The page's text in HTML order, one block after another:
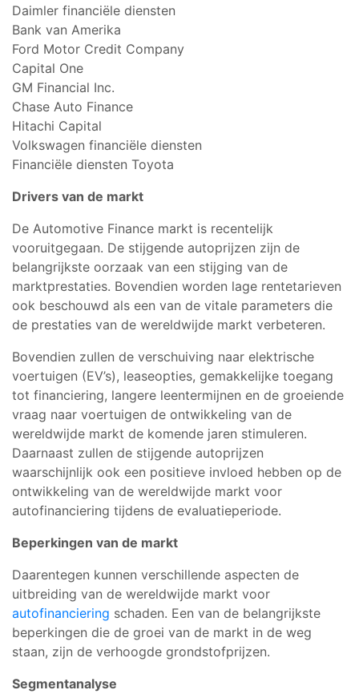
Daimler financiële diensten
Bank van Amerika
Ford Motor Credit Company
Capital One
GM Financial Inc.
Chase Auto Finance
Hitachi Capital
Volkswagen financiële diensten
Financiële diensten Toyota
Drivers van de markt
De Automotive Finance markt is recentelijk
vooruitgegaan. De stijgende autoprijzen zijn de
belangrijkste oorzaak van een stijging van de
marktprestaties. Bovendien worden lage rentetarieven
ook beschouwd als een van de vitale parameters die
de prestaties van de wereldwijde markt verbeteren.
Bovendien zullen de verschuiving naar elektrische
voertuigen (EV’s), leaseopties, gemakkelijke toegang
tot financiering, langere leentermijnen en de groeiende
vraag naar voertuigen de ontwikkeling van de
wereldwijde markt de komende jaren stimuleren.
Daarnaast zullen de stijgende autoprijzen
waarschijnlijk ook een positieve invloed hebben op de
ontwikkeling van de wereldwijde markt voor
autofinanciering tijdens de evaluatieperiode.
Beperkingen van de markt
Daarentegen kunnen verschillende aspecten de
uitbreiding van de wereldwijde markt voor
autofinanciering schaden. Een van de belangrijkste
beperkingen die de groei van de markt in de weg
staan, zijn de verhoogde grondstofprijzen.
Segmentanalyse